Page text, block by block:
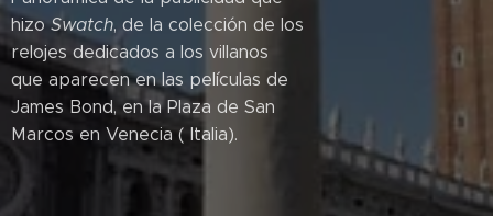
hizoSwatch, de la colección de los
relojes dedicados a los villanos
que aparecen en las películas de
James Bond, en la Plaza de San
Marcos en Venecia ( Italia).